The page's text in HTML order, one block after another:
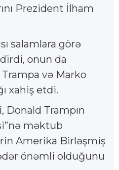
Prezident İlham
salamlara görə
onun da
Trampa və Marko
xahiş etdi.
Donald Trampın
məktub
Amerika Birləşmiş
önəmli olduğunu